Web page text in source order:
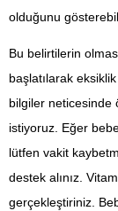
olduğunu
Bu belirtilerin
başlatılarak
bilgiler neticesinde
istiyoruz. Eğer
lütfen vakit
destek alınız.
gerçekleştiriniz.